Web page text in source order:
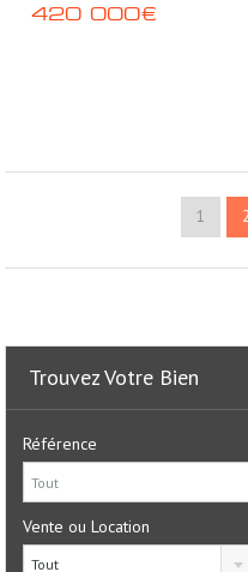
420 000€
1 2
Trouvez Votre Bien
Référence
Vente ou Location
Tout